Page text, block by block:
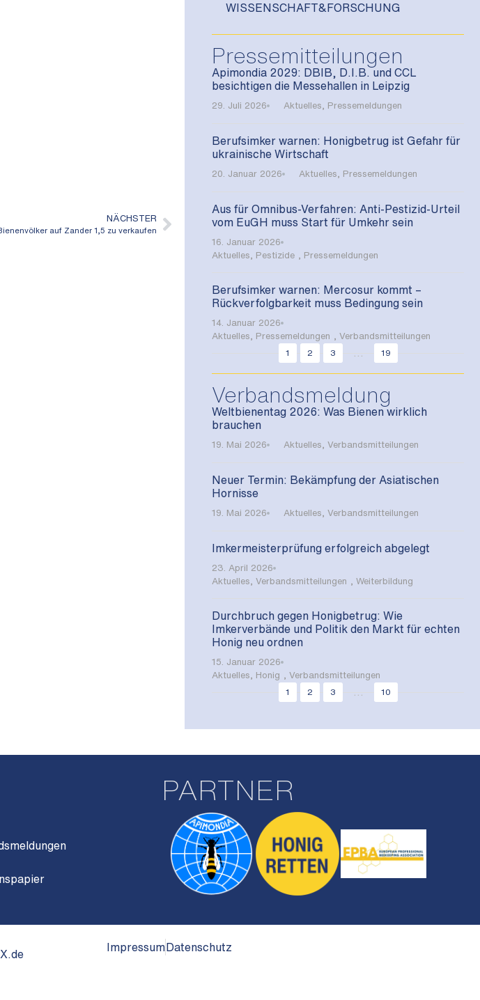
NÄCHSTER
auf Zander 1,5 zu verkaufen
WISSENSCHAFT&FORSCHUNG
Pressemitteilungen
Apimondia 2029: DBIB, D.I.B. und CCL
besichtigen die Messehallen in Leipzig
29. Juli 2026 Aktuelles Pressemeldungen
Berufsimker warnen: Honigbetrug ist Gefahr für
ukrainische Wirtschaft
20. Januar 2026 Aktuelles Pressemeldungen
Aus für Omnibus-Verfahren: Anti-Pestizid-Urteil
vom EuGH muss Start für Umkehr sein
16. Januar 2026
Aktuelles
Pestizide Pressemeldungen
Berufsimker warnen: Mercosur kommt –
Rückverfolgbarkeit muss Bedingung sein
14. Januar 2026
Aktuelles
Pressemeldungen ,Verbandsmitteilungen
1
2 3 19
Verbandsmeldung
Weltbienentag 2026: Was Bienen wirklich
brauchen
19. Mai 2026 Aktuelles ,Verbandsmitteilungen
Neuer Termin: Bekämpfung der Asiatischen
Hornisse
19. Mai 2026 Aktuelles ,Verbandsmitteilungen
Imkermeisterprüfung erfolgreich abgelegt
23. April 2026
Aktuelles ,Verbandsmitteilungen ,Weiterbildung
Durchbruch gegen Honigbetrug: Wie
Imkerverbände und Politik den Markt für echten
Honig neu ordnen
15. Januar 2026
Aktuelles
Honig ,Verbandsmitteilungen
1
2 3 10
PARTNER
Impressum Datenschutz